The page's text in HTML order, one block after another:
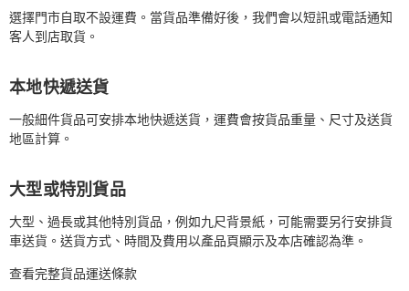
選擇門市自取不設運費。當貨品準備好後，我們會以短訊或電話通知
客人到店取貨。
本地快遞送貨
一般細件貨品可安排本地快遞送貨，運費會按貨品重量、尺寸及送貨
地區計算。
大型或特別貨品
大型、過長或其他特別貨品，例如九尺背景紙，可能需要另行安排貨
車送貨。送貨方式、時間及費用以產品頁顯示及本店確認為準。
查看完整貨品運送條款